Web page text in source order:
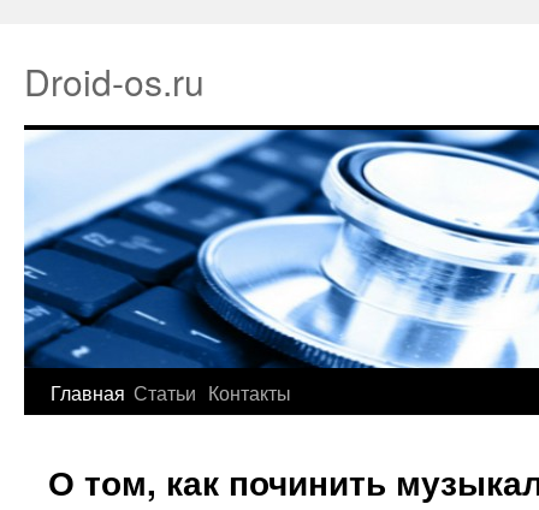
Droid-os.ru
Главная Статьи Контакты
О том, как починить